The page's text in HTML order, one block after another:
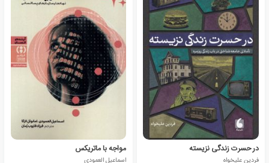
در حسرت زندگی نزیسته
فردین علیخواه
مواجه با ماتریکس
اسماعیل العمودی